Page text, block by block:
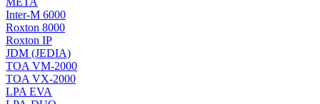
Inter-M 6000
Roxton 8000
Roxton IP
JDM (JEDIA)
TOA VM-2000
TOA VX-2000
LPA EVA